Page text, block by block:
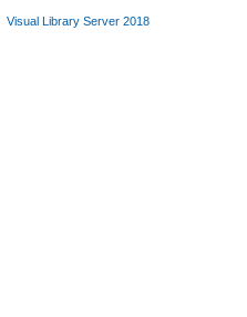
Visual Library Server 2018